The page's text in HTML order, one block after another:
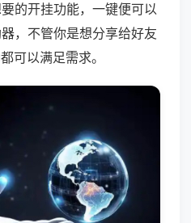
的开挂功能，一键便可以
，不管你是想分享给好友
可以满足需求。